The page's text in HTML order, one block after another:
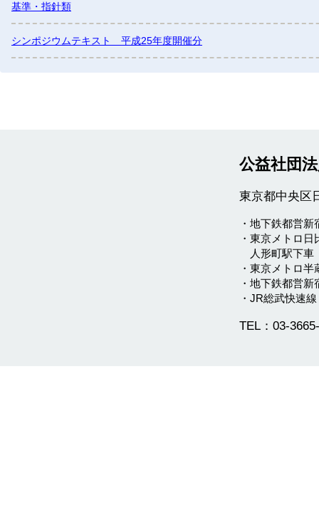
基準・指針類
シンポジウムテキスト 平成25年度開催分
公益社団
東京都中央区
・地下鉄都営
・東京メトロ
人形町駅下車
・東京メトロ
・地下鉄都営
・JR総武快速
TEL：03-